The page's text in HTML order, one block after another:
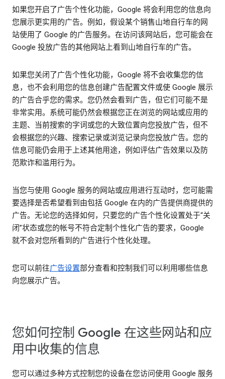
如果您开启了广告个性化功能，Google 将会利用您的信息向
您展示更实用的广告。例如，假设某个销售山地自行车的网
站使用了 Google 的广告服务。在访问该网站后，您可能会在
Google 投放广告的其他网站上看到山地自行车的广告。
如果您关闭了广告个性化功能，Google 将不会收集您的信
息，也不会利用您的信息创建广告配置文件或使 Google 展示
的广告合乎您的需求。您仍然会看到广告，但它们可能不是
非常实用。系统可能仍然会根据您正在浏览的网站或应用的
主题、当前搜索的字词或您的大致位置向您投放广告，但不
会根据您的兴趣、搜索记录或浏览记录向您投放广告。您的
信息可能仍会用于上述其他用途，例如评估广告效果以及防
范欺诈和滥用行为。
当您与使用 Google 服务的网站或应用进行互动时，您可能需
要选择是否希望看到由包括 Google 在内的广告提供商提供的
广告。无论您的选择如何，只要您的广告个性化设置处于“关
闭”状态或您的帐号不符合定制个性化广告的要求，Google
就不会对您所看到的广告进行个性化处理。
您可以前往广告设置部分查看和控制我们可以利用哪些信息
向您展示广告。
您如何控制 Google 在这些网站和应
用中收集的信息
您可以通过多种方式控制您的设备在您访问使用 Google 服务